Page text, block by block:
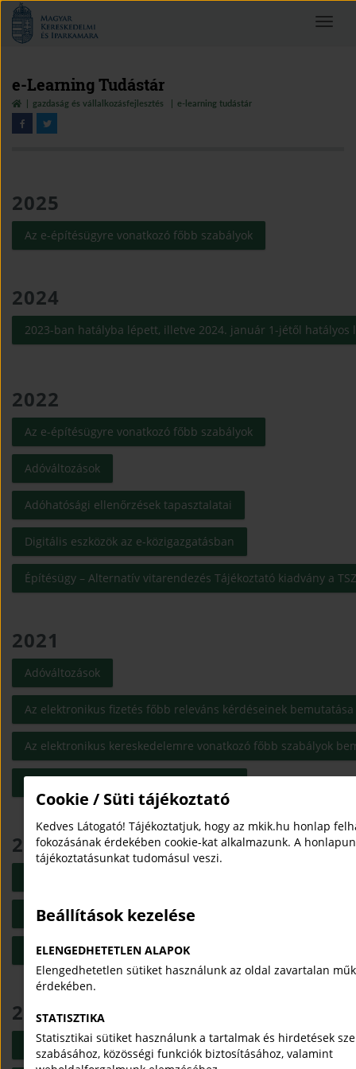
Magyar
Kereskedelmi
és
Toggle
e-Learning Tudástár
gazdaság és vállalkozásfejlesztés e-learning tudástár
2025
Az e-építésügyre vonatkozó főbb szabályok(open in new
2024
2023-ban hatályba lépett, illetve 2024. január 1-jétől hatályos
2022
Az e-építésügyre vonatkozó főbb szabályok(open in new
Adóváltozások(open in new window)
Adóhatósági ellenőrzések tapasztalatai
Digitális eszközök az e-közigazgatásban
Építésügy – Alternatív vitarendezés Tájékoztató kiadvány a
2021
Adóváltozások(open in new window)
Az elektronikus fizetés főbb releváns kérdéseinek bemutatása
Az elektronikus kereskedelemre vonatkozó főbb szabályok
Digitális eszközök az e-közigazgatásban (open in new window)
2020
Adóváltozások(open in new window)
Digitális eszközök az e-közigazgatásban
2019
Adóhatósági ellenőrzések tapasztalatai(open in new window)
Cookie / Süti tájékoztató
Kedves Látogató! Tájékoztatjuk, hogy az mkik.hu honlap
fokozásának érdekében cookie-kat alkalmazunk. A
tájékoztatásunkat tudomásul veszi.
Beállítások kezelése
ELENGEDHETETLEN ALAPOK
Elengedhetetlen sütiket használunk az oldal zavartalan
érdekében.
STATISZTIKA
Statisztikai sütiket használunk a tartalmak és hirdetések
szabásához, közösségi funkciók biztosításához, valamint